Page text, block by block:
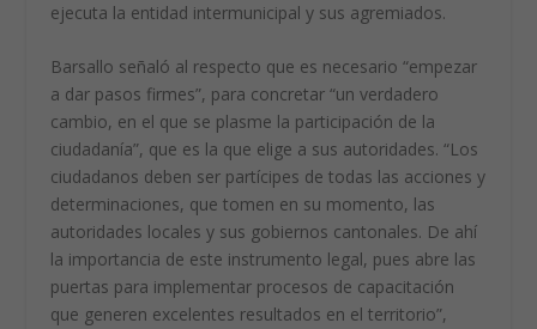
ejecuta la entidad intermunicipal y sus agremiados.
Barsallo señaló al respecto que es necesario “empezar
a dar pasos firmes”, para concretar “un verdadero
cambio, en el que se plasme la participación de la
ciudadanía”, que es la que elige a sus autoridades. “Los
ciudadanos deben ser partícipes de todas las acciones y
determinaciones, que tomen en su momento, las
autoridades locales y sus gobiernos cantonales. De ahí
la importancia de este instrumento legal, pues abre las
puertas para implementar procesos de capacitación
que generen excelentes resultados en el territorio”,